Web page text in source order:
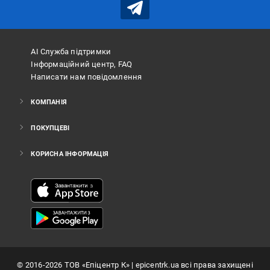
АІ Служба підтримки
Інформаційний центр, FAQ
Написати нам повідомлення
КОМПАНІЯ
ПОКУПЦЕВІ
КОРИСНА ІНФОРМАЦІЯ
© 2016-2026 ТОВ «Епіцентр К»| epicentrk.ua всі права захищені